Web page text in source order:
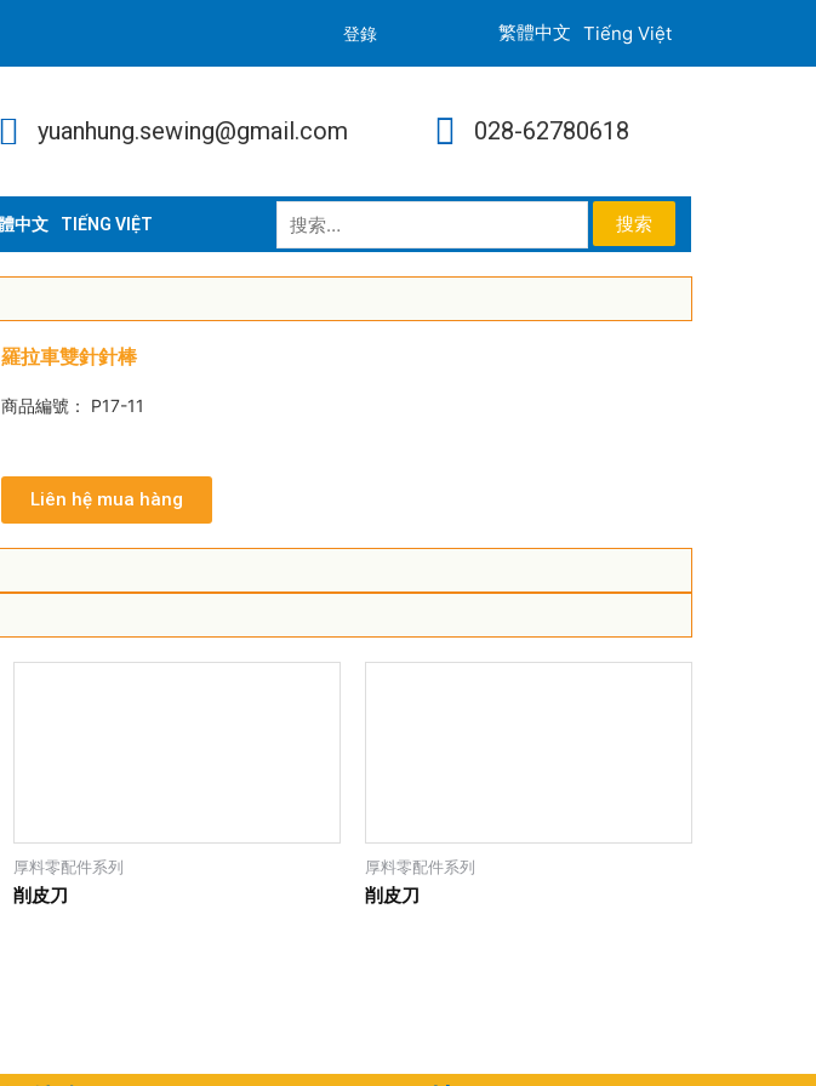
登錄 Tiếng Việt
yuanhung.sewing@gmail.com 028-62780618
TIẾNG VIỆT
羅拉車雙針針棒
商品編號： P17-11
Liên hệ mua hàng
厚料零配件系列
削皮刀
厚料零配件系列
削皮刀